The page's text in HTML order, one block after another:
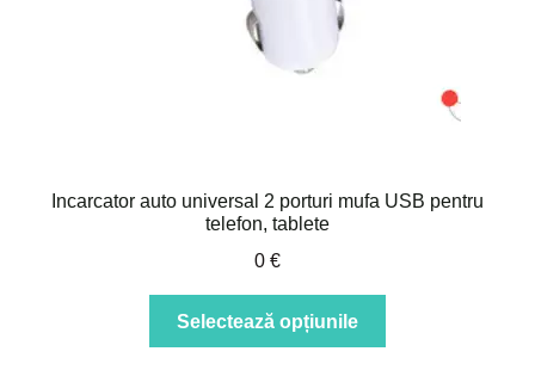
Incarcator auto universal 2 porturi mufa USB pentru
telefon, tablete
0 €
Selectează opțiunile